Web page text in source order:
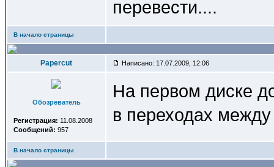
перевести....
В начало страницы
Papercut Написано: 17.07.2009, 12:06
Обозреватель
Регистрация: 11.08.2008
Сообщений: 957
На первом диске
в переходах
В начало страницы